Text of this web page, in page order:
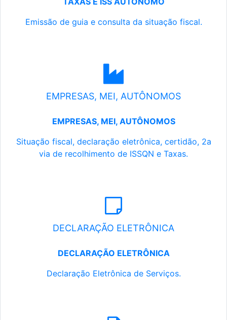
Emissão de guia e consulta da situação fiscal.
EMPRESAS, MEI, AUTÔNOMOS
EMPRESAS, MEI, AUTÔNOMOS
Situação fiscal, declaração eletrônica, certidão, 2a
via de recolhimento de ISSQN e Taxas.
DECLARAÇÃO ELETRÔNICA
DECLARAÇÃO ELETRÔNICA
Declaração Eletrônica de Serviços.